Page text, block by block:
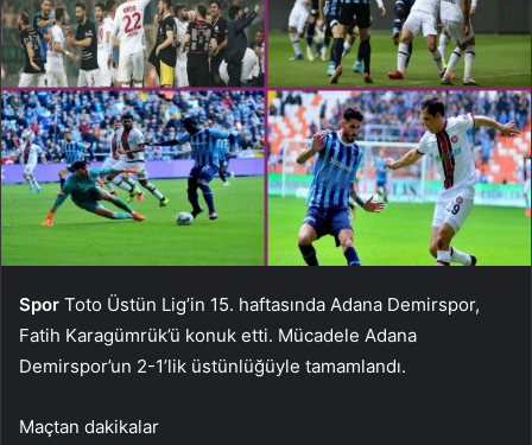
Spor Toto Üstün Lig’in 15. haftasında Adana Demirspor,
Fatih Karagümrük’ü konuk etti. Mücadele Adana
Demirspor’un 2-1’lik üstünlüğüyle tamamlandı.
Maçtan dakikalar